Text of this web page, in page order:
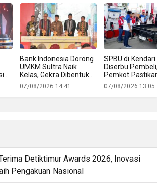
Bank Indonesia Dorong
UMKM Sultra Naik
Kelas, Gekra Dibentuk
untuk Buka Jalan
Produk Lokal ke Pasar
07/08/2026 14:41
SPBU di Kendari
Diserbu
Pemkot
Pasokan BBM
Aman
07/08/2026 13:05
Detiktimur Awards 2026, Inovasi
Pengakuan Nasional